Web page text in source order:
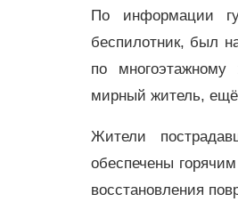
По информации
беспилотник, был
по
мирный житель, ещё
Жители
обеспечены
восстановления